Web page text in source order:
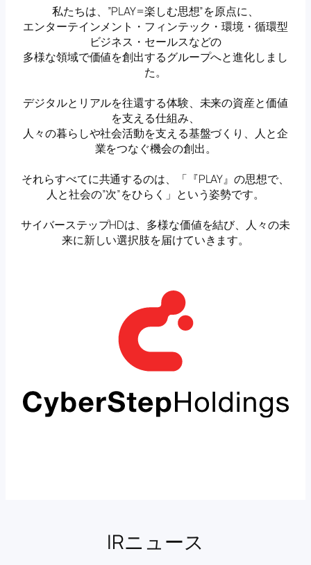
私たちは、”PLAY=楽しむ思想”を原点に、
エンターテインメント・フィンテック・環境・循環型
ビジネス・セールスなどの
多様な領域で価値を創出するグループへと進化しまし
た。
デジタルとリアルを往還する体験、未来の資産と価値
を支える仕組み、
人々の暮らしや社会活動を支える基盤づくり、人と企
業をつなぐ機会の創出。
それらすべてに共通するのは、「『PLAY』の思想で、
人と社会の”次”をひらく」という姿勢です。
サイバーステップHDは、多様な価値を結び、人々の未
来に新しい選択肢を届けていきます。
IRニュース